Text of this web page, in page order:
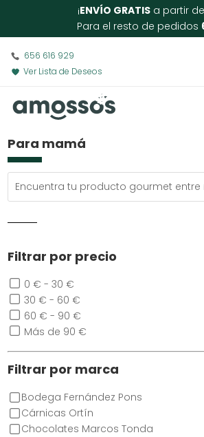
¡ENVÍO GRATIS a partir
Para el resto de pedidos
656 616 929
Ver Lista de Deseos
Para mamá
Filtrar por precio
0 € - 30 €
30 € - 60 €
60 € - 90 €
Más de 90 €
Filtrar por marca
Bodega Fernández Pons
Cárnicas Ortín
Chocolates Marcos Tonda